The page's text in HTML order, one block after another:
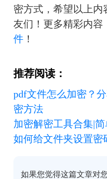
密方式，希望以上内
友们！更多精彩内容
件！
推荐阅读：
pdf文件怎么加密？
密方法
加密解密工具合集|
如何给文件夹设置密
如果您觉得这篇文章对